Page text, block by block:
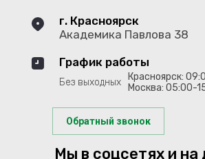
г. Красноярск
Академика Павлова 38
График работы
Без выходных Красноярск:
Москва: 05:00-
Обратный звонок
Мы в соцсетях и на